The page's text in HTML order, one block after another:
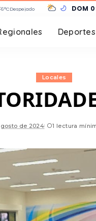
6°CDespejado DOM
Deportes
Locales
de 2024 1 lectura